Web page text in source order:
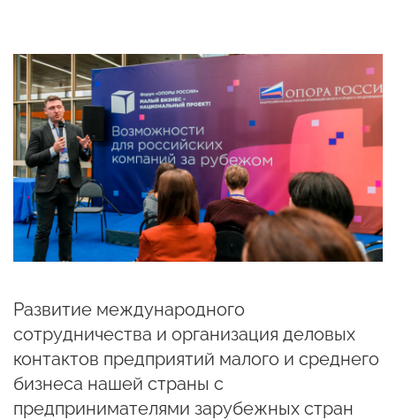
Развитие международного
сотрудничества и организация деловых
контактов предприятий малого и среднего
бизнеса нашей страны с
предпринимателями зарубежных стран